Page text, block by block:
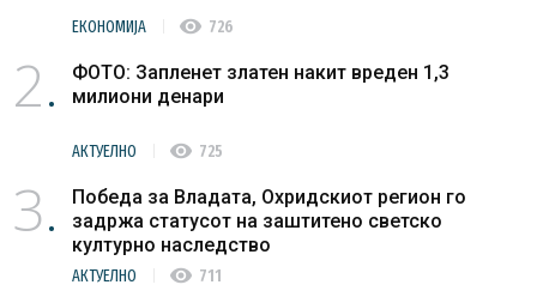
ЕКОНОМИЈА visibility 726
2
ФОТО: Запленет златен накит вреден 1,3
милиони денари
АКТУЕЛНО visibility 725
3
Победа за Владата, Охридскиот регион го
задржа статусот на заштитено светско
културно наследство
АКТУЕЛНО visibility 711